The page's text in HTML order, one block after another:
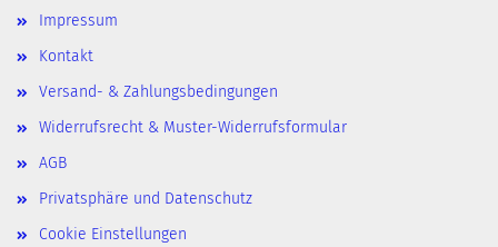
Impressum
Kontakt
Versand- & Zahlungsbedingungen
Widerrufsrecht & Muster-Widerrufsformular
AGB
Privatsphäre und Datenschutz
Cookie Einstellungen